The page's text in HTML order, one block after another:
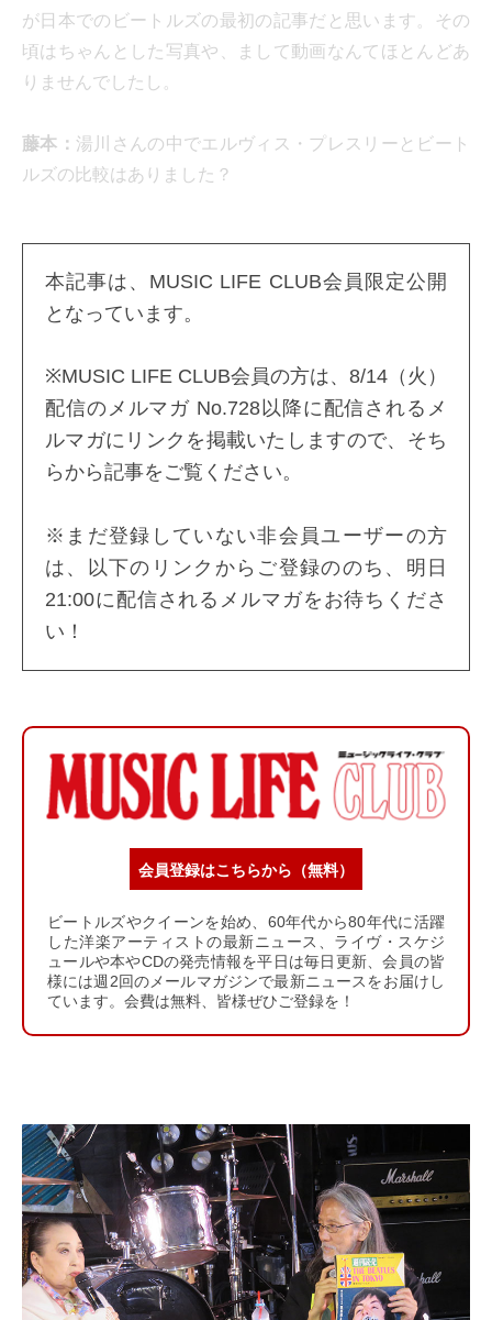
が日本でのビートルズの最初の記事だと思います。その
頃はちゃんとした写真や、まして動画なんてほとんどあ
りませんでしたし。
藤本： 湯川さんの中でエルヴィス・プレスリーとビート
ルズの比較はありました？
本記事は、MUSIC LIFE CLUB会員限定公開
となっています。
※MUSIC LIFE CLUB会員の方は、8/14（火）
配信のメルマガ No.728以降に配信されるメ
ルマガにリンクを掲載いたしますので、そち
らから記事をご覧ください。
※まだ登録していない非会員ユーザーの方
は、以下のリンクからご登録ののち、明日
21:00に配信されるメルマガをお待ちくださ
い！
会員登録はこちらから（無料）
ビートルズやクイーンを始め、60年代から80年代に活躍
した洋楽アーティストの最新ニュース、ライヴ・スケジ
ュールや本やCDの発売情報を平日は毎日更新、会員の皆
様には週2回のメールマガジンで最新ニュースをお届けし
ています。会費は無料、皆様ぜひご登録を！